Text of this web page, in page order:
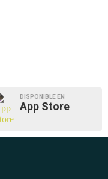
DISPONIBLE EN
App Store